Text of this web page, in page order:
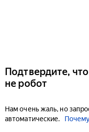
Подтвердите,
не робот
Нам очень жаль, но
автоматические.